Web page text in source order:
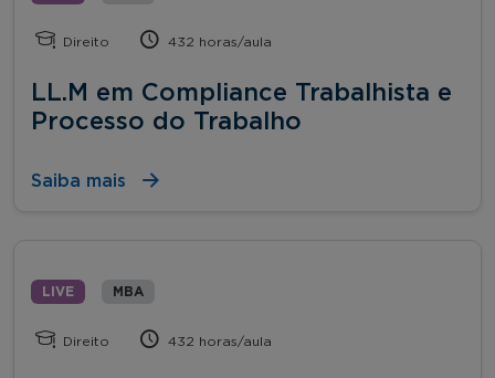
Direito 432 horas/aula
LL.M em Compliance Trabalhista e
Processo do Trabalho
Saiba mais
LIVE MBA
Direito 432 horas/aula